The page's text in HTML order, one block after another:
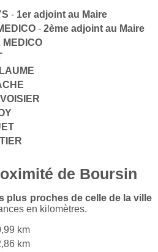
- 1er adjoint au Maire
- 2ème adjoint au Maire
de Boursin
plus proches de celle de la ville
en kilomètres.
km
km